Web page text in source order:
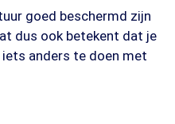
goed beschermd zijn
dus ook betekent dat je
anders te doen met